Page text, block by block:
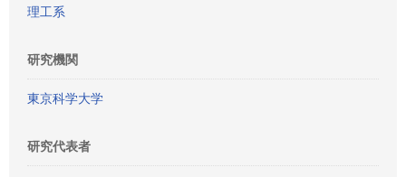
理工系
研究機関
東京科学大学
研究代表者